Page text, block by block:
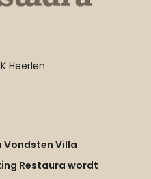
Heerlen
Villa
Restaura wordt